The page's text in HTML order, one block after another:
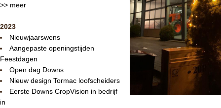
>> meer
2023
Nieuwjaarswens
Aangepaste openingstijden
Feestdagen
Open dag Downs
Nieuw design Tormac loofscheiders
Eerste Downs CropVision in bedrijf
in